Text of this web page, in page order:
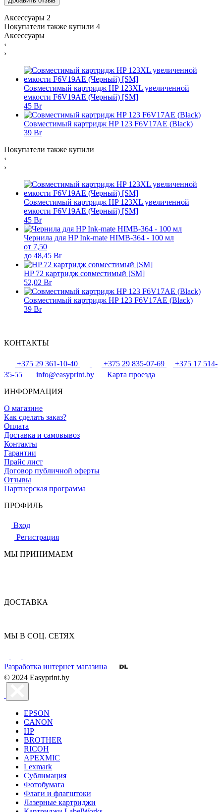
Аксессуары 2
Покупатели также купили 4
Аксессуары
‹
›
Совместимый картридж HP 123XL увеличенной
емкости F6V19AE (Черный) [SM]
45 Br
Совместимый картридж HP 123 F6V17AE (Black)
39 Br
Покупатели также купили
‹
›
Совместимый картридж HP 123XL увеличенной
емкости F6V19AE (Черный) [SM]
45 Br
Чернила для HP Ink-mate HIMB-364 - 100 мл
от 7,50
до 48,45 Br
HP 72 картридж совместимый [SM]
52,02 Br
Совместимый картридж HP 123 F6V17AE (Black)
39 Br
КОНТАКТЫ
+375 29 361-10-40 +375 29 835-07-69
+375 17 514-
35-55
info@easyprint.by
Карта проезда
ИНФОРМАЦИЯ
О магазине
Как сделать заказ?
Оплата
Доставка и самовывоз
Контакты
Гарантии
Прайс лист
Договор публичной оферты
Отзывы
Партнерская программа
ПРОФИЛЬ
Вход
Регистрация
МЫ ПРИНИМАЕМ
ДОСТАВКА
МЫ В СОЦ. СЕТЯХ
Разработка интернет магазина
© 2024 Easyprint.by
EPSON
CANON
HP
BROTHER
RICOH
APEXMIC
Lexmark
Сублимация
Фотобумага
Флаги и флагштоки
Лазерные картриджи